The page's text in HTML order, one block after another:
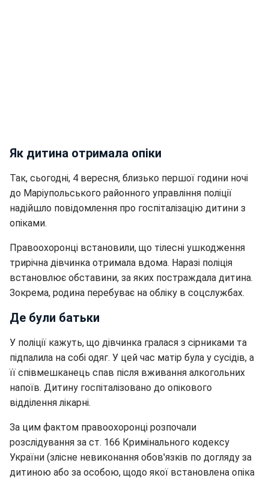
Як дитина отримала опіки
Так, сьогодні, 4 вересня, близько першої години ночі
до Маріупольського районного управління поліції
надійшло повідомлення про госпіталізацію дитини з
опіками.
Правоохоронці встановили, що тілесні ушкодження
трирічна дівчинка отримала вдома. Наразі поліція
встановлює обставини, за яких постраждала дитина.
Зокрема, родина перебуває на обліку в соцслужбах.
Де були батьки
У поліції кажуть, що дівчинка гралася з сірниками та
підпалила на собі одяг. У цей час матір була у сусідів, а
її співмешканець спав після вживання алкогольних
напоїв. Дитину госпіталізовано до опікового
відділення лікарні.
За цим фактом правоохоронці розпочали
розслідування за ст. 166 Кримінального кодексу
України (злісне невиконання обов'язків по догляду за
дитиною або за особою, щодо якої встановлена опіка